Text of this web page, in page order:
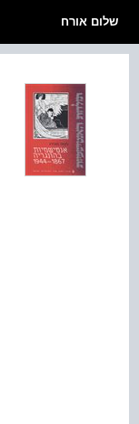
שלום אורח